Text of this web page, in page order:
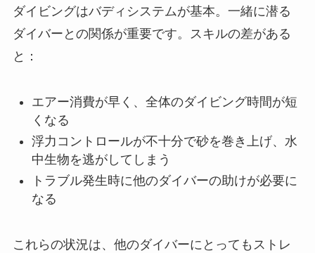
ダイビングはバディシステムが基本。一緒に潜る
ダイバーとの関係が重要です。スキルの差がある
と：
エアー消費が早く、全体のダイビング時間が短
くなる
浮力コントロールが不十分で砂を巻き上げ、水
中生物を逃がしてしまう
トラブル発生時に他のダイバーの助けが必要に
なる
これらの状況は、他のダイバーにとってもストレ